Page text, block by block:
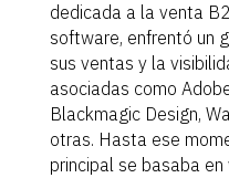
dedicada a la venta
software, enfrentó un
sus ventas y la
asociadas como
Blackmagic Design,
otras. Hasta ese
principal se basaba